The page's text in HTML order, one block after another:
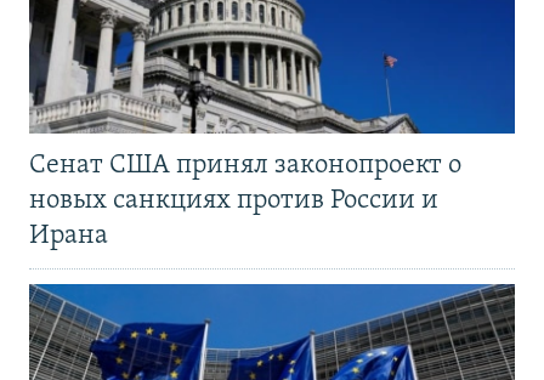
Сенат США принял законопроект о
новых санкциях против России и
Ирана